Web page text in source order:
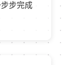
步完成